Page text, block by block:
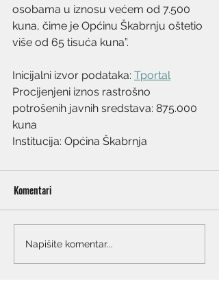
osobama u iznosu većem od 7.500
kuna, čime je Općinu Škabrnju oštetio
više od 65 tisuća kuna”.
Inicijalni izvor podataka: Tportal
Procijenjeni iznos rastrošno
potrošenih javnih sredstava: 875.000
kuna
Institucija: Općina Škabrnja
Komentari
Napišite komentar...